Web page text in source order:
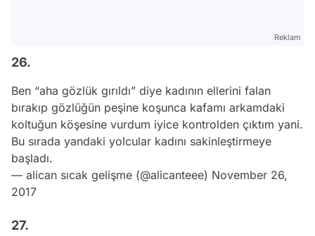
Reklam
26.
Ben “aha gözlük gırıldı” diye kadının ellerini falan
bırakıp gözlüğün peşine koşunca kafamı arkamdaki
koltuğun köşesine vurdum iyice kontrolden çıktım yani.
Bu sırada yandaki yolcular kadını sakinleştirmeye
başladı.
— alican sıcak gelişme (@alicanteee) November 26,
2017
27.